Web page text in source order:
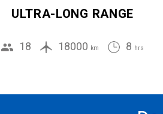
ULTRA-LONG RANGE
18 18000 km 8 hrs